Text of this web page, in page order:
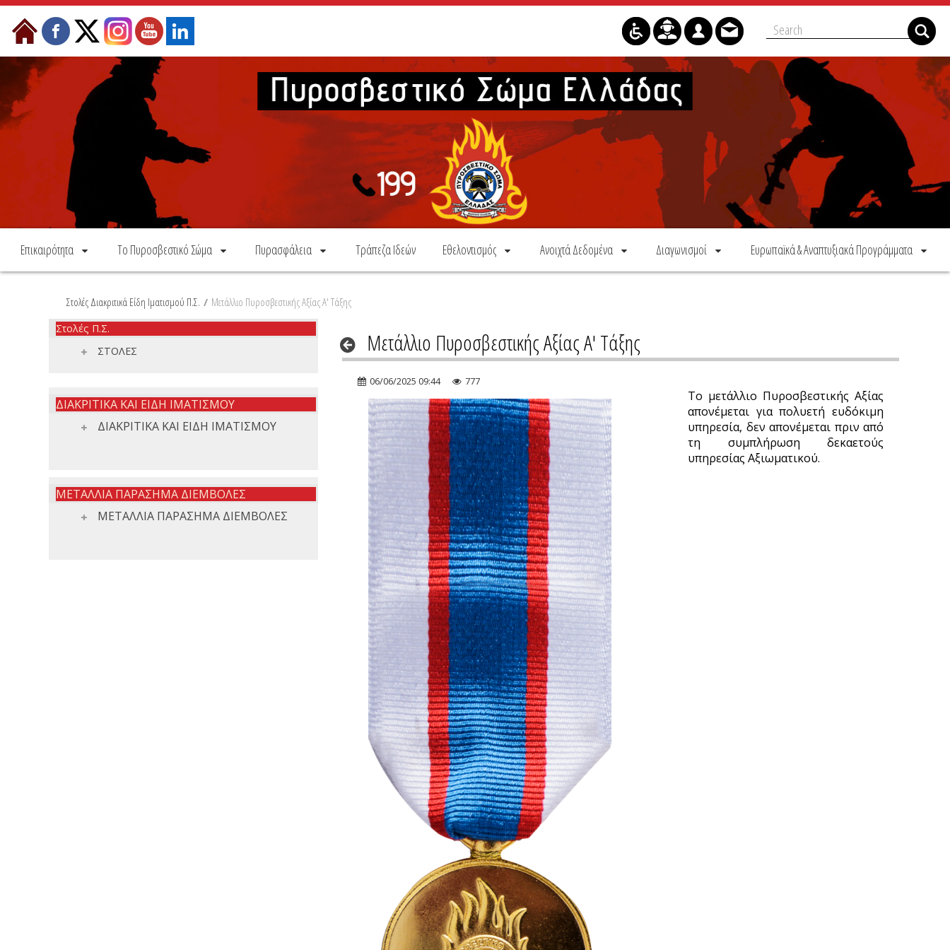
Skip to Content
Επικαιρότητα Το Πυροσβεστικό Σώμα Πυρασφάλεια Τράπεζα Ιδεών Εθελοντισμός Ανοιχτά Δεδομένα Διαγωνισμοί Ευρωπαϊκά & Αναπτυξιακά Προγράμματα
Στολές Διακριτικά Είδη Ιματισμού Π.Σ. / Μετάλλιο Πυροσβεστικής Αξίας Α' Τάξης
Στολές Π.Σ.
ΣΤΟΛΕΣ
ΔΙΑΚΡΙΤΙΚΑ ΚΑΙ ΕΙΔΗ ΙΜΑΤΙΣΜΟΥ
ΔΙΑΚΡΙΤΙΚΑ ΚΑΙ ΕΙΔΗ ΙΜΑΤΙΣΜΟΥ
ΜΕΤΑΛΛΙΑ ΠΑΡΑΣΗΜΑ ΔΙΕΜΒΟΛΕΣ
ΜΕΤΑΛΛΙΑ ΠΑΡΑΣΗΜΑ ΔΙΕΜΒΟΛΕΣ
Μετάλλιο Πυροσβεστικής Αξίας Α' Τάξης
06/06/2025 09:44 777
Το μετάλλιο Πυροσβεστικής Αξίας
απονέμεται για πολυετή ευδόκιμη
υπηρεσία, δεν απονέμεται πριν από
τη συμπλήρωση δεκαετούς
υπηρεσίας Αξιωματικού.